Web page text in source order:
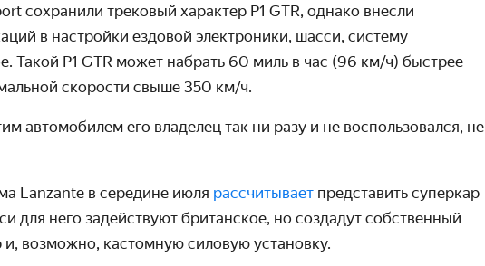
сохранили трековый характер P1 GTR, однако внесли
в настройки ездовой электроники, шасси, систему
Такой P1 GTR может набрать 60 миль в час (96 км/ч) быстрее
скорости свыше 350 км/ч.
автомобилем его владелец так ни разу и не воспользовался, не
Lanzante в середине июля рассчитывает представить суперкар
для него задействуют британское, но создадут собственный
и, возможно, кастомную силовую установку.